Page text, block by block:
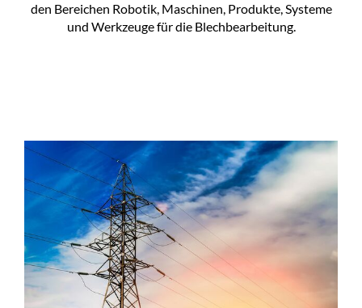
den Bereichen Robotik, Maschinen, Produkte, Systeme
und Werkzeuge für die Blechbearbeitung.